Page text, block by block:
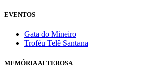
EVENTOS
Gata do Mineiro
Troféu Telê Santana
MEMÓRIA ALTEROSA